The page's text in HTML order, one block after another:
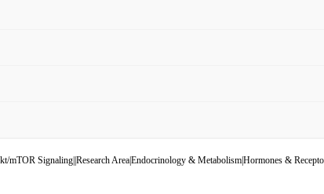
mTOR Signaling||Research Area|Endocrinology & Metabolism|Hormones &